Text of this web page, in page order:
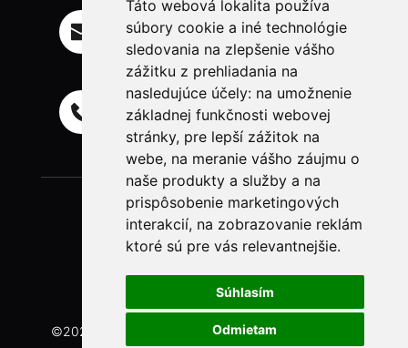
Táto webová lokalita používa
súbory cookie a iné technológie
sledovania na zlepšenie vášho
zážitku z prehliadania na
nasledujúce účely: na umožnenie
základnej funkčnosti webovej
stránky, pre lepší zážitok na
webe, na meranie vášho záujmu o
naše produkty a služby a na
prispôsobenie marketingových
interakcií, na zobrazovanie reklám
ktoré sú pre vás relevantnejšie.
Súhlasím
Odmietam
Email
info@ll-freelancer.com
Mobil
+421 944 718 835
©2024-2026 ll-freelancer.com | GDPR